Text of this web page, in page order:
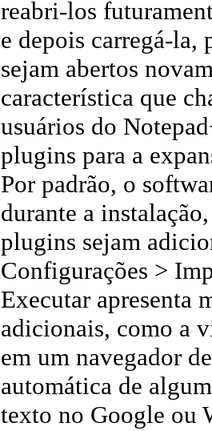
reabri-los
e depois carregá-la,
sejam abertos
característica que
usuários do
plugins para a
Por padrão, o
durante a
plugins sejam
Configurações >
Executar apresenta
adicionais, como a
em um navegador
automática de
texto no Google ou